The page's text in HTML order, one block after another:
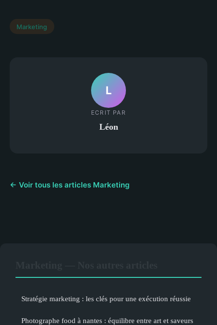
Marketing
L
ECRIT PAR
Léon
← Voir tous les articles Marketing
Stratégie marketing : les clés pour une exécution réussie
Photographe food à nantes : équilibre entre art et saveurs